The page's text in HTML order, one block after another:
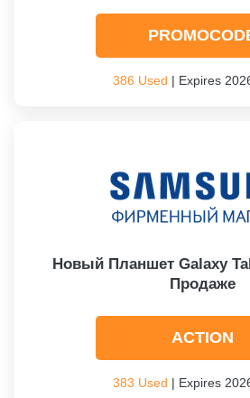
386 Used | Expires
Новый Планшет Galaxy
Продаже
ACTION
383 Used | Expires